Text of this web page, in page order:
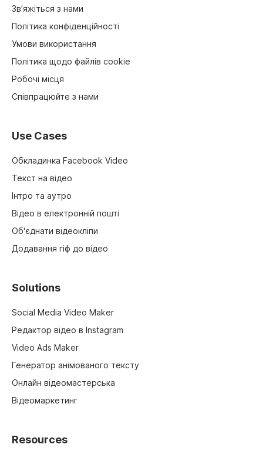
Зв'яжіться з нами
Політика конфіденційності
Умови використання
Політика щодо файлів cookie
Робочі місця
Співпрацюйте з нами
Use Cases
Обкладинка Facebook Video
Текст на відео
Інтро та аутро
Відео в електронній пошті
Об'єднати відеокліпи
Додавання гіф до відео
Solutions
Social Media Video Maker
Редактор відео в Instagram
Video Ads Maker
Генератор анімованого тексту
Онлайн відеомастерська
Відеомаркетинг
Resources